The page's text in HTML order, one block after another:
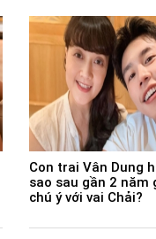
Con trai Vân Dung
sao sau gần 2 năm
chú ý với vai Chải?